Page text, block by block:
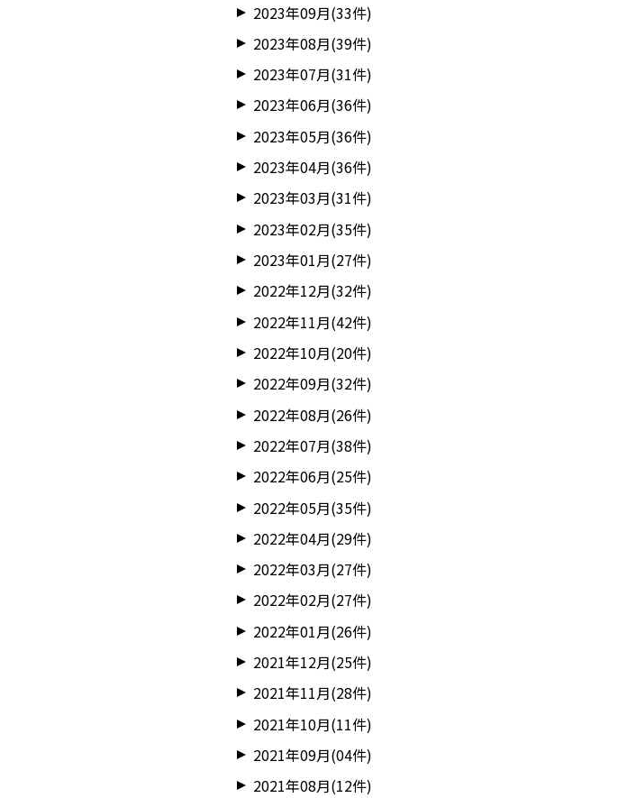
2023年09月(33件)
2023年08月(39件)
2023年07月(31件)
2023年06月(36件)
2023年05月(36件)
2023年04月(36件)
2023年03月(31件)
2023年02月(35件)
2023年01月(27件)
2022年12月(32件)
2022年11月(42件)
2022年10月(20件)
2022年09月(32件)
2022年08月(26件)
2022年07月(38件)
2022年06月(25件)
2022年05月(35件)
2022年04月(29件)
2022年03月(27件)
2022年02月(27件)
2022年01月(26件)
2021年12月(25件)
2021年11月(28件)
2021年10月(11件)
2021年09月(04件)
2021年08月(12件)